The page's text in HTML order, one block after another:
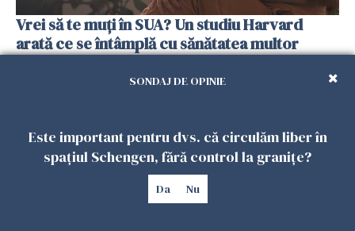
Vrei să te muți în SUA? Un studiu Harvard
arată ce se întâmplă cu sănătatea multor
SONDAJ DE OPINIE
Este important pentru dvs. că circulăm liber în
spațiul Schengen, fără control la granițe?
Da Nu